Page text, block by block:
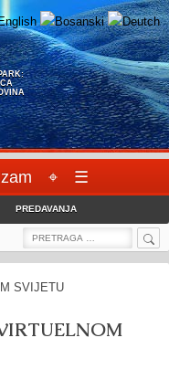
⌖ ☰
PREDAVANJA
Search